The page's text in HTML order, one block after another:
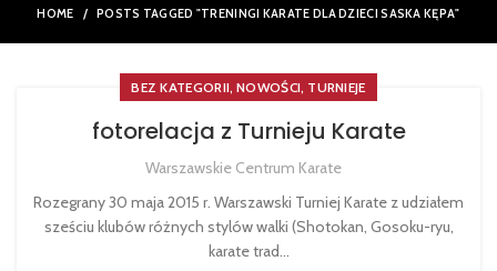
HOME POSTS TAGGED "TRENINGI KARATE DLA DZIECI SASKA KĘPA"
BEZ KATEGORII,NOWOŚCI, TURNIEJE
fotorelacja z Turnieju Karate
Warszawskie Centrum Karate
Rozegrany 30 maja 2015 r. Warszawski Turniej Karate z udziałem
sześciu klubów różnych stylów walki (Shotokan, Gosoku-ryu,
karate trad...